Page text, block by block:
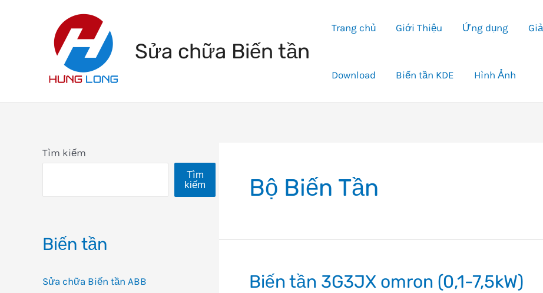
Sửa chữa Biến tần
Trang chủ Giới Thiệu Ứng dụng
Download Biến tần KDE Hình Ảnh
Tìm kiếm
Tìm
kiếm
Biến tần
Sửa chữa Biến tần ABB
Bộ Biến Tần
Biến tần 3G3JX omron (0,1-7,5kW)